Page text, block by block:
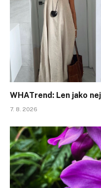
WHATrend: Len jako
7. 8. 2026